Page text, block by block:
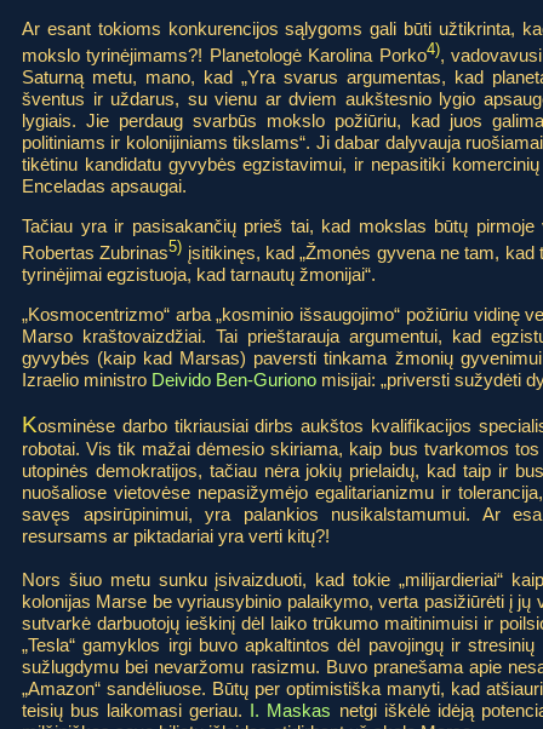
Ar esant tokioms konkurencijos sąlygoms gali būti užtikrinta,
mokslo tyrinėjimams?! Planetologė Karolina Porko4),
Saturną metu, mano, kad „Yra svarus argumentas, kad
šventus ir uždarus, su vienu ar dviem aukštesnio lygio
lygiais. Jie perdaug svarbūs mokslo požiūriu, kad juos
politiniams ir kolonijiniams tikslams“. Ji dabar dalyvauja
tikėtinu kandidatu gyvybės egzistavimui, ir nepasitiki
Enceladas apsaugai.
Tačiau yra ir pasisakančių prieš tai, kad mokslas būtų pirmoje
Robertas Zubrinas5) įsitikinęs, kad „Žmonės gyvena ne tam,
tyrinėjimai egzistuoja, kad tarnautų žmonijai“.
„Kosmocentrizmo“ arba „kosminio išsaugojimo“ požiūriu vidinę
Marso kraštovaizdžiai. Tai prieštarauja argumentui, kad
gyvybės (kaip kad Marsas) paversti tinkama žmonių
Izraelio ministro Deivido Ben-Guriono misijai: „priversti sužydėti
Kosminėse darbo tikriausiai dirbs aukštos kvalifikacijos
robotai. Vis tik mažai dėmesio skiriama, kaip bus tvarkomos
utopinės demokratijos, tačiau nėra jokių prielaidų, kad taip ir
nuošaliose vietovėse nepasižymėjo egalitarianizmu ir
savęs apsirūpinimui, yra palankios nusikalstamumui. Ar
resursams ar piktadariai yra verti kitų?!
Nors šiuo metu sunku įsivaizduoti, kad tokie „milijardieriai“
kolonijas Marse be vyriausybinio palaikymo, verta pasižiūrėti į jų
sutvarkė darbuotojų ieškinį dėl laiko trūkumo maitinimuisi ir
„Tesla“ gamyklos irgi buvo apkaltintos dėl pavojingų ir
sužlugdymu bei nevaržomu rasizmu. Buvo pranešama apie
„Amazon“ sandėliuose. Būtų per optimistiška manyti, kad
teisių bus laikomasi geriau.
I. Maskas netgi iškėlė idėją